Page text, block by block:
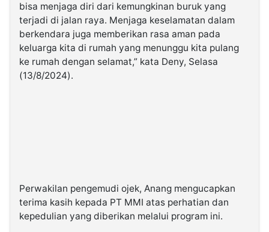
bisa menjaga diri dari kemungkinan buruk yang
terjadi di jalan raya. Menjaga keselamatan dalam
berkendara juga memberikan rasa aman pada
keluarga kita di rumah yang menunggu kita pulang
ke rumah dengan selamat,” kata Deny, Selasa
(13/8/2024).
Perwakilan pengemudi ojek, Anang mengucapkan
terima kasih kepada PT MMI atas perhatian dan
kepedulian yang diberikan melalui program ini.